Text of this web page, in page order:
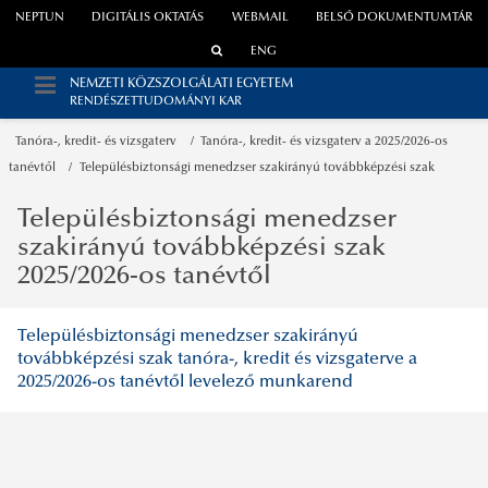
WEBMAIL
NEPTUN DIGITÁLIS OKTATÁS BELSŐ DOKUMENTUMTÁR
ENG
NEMZETI KÖZSZOLGÁLATI EGYETEM
RENDÉSZETTUDOMÁNYI KAR
Tanóra-, kredit- és vizsgaterv Tanóra-, kredit- és vizsgaterv a 2025/2026-os
tanévtől Településbiztonsági menedzser szakirányú továbbképzési szak
Településbiztonsági menedzser
szakirányú továbbképzési szak
2025/2026-os tanévtől
Településbiztonsági menedzser szakirányú
továbbképzési szak tanóra-, kredit és vizsgaterve a
2025/2026-os tanévtől levelező munkarend